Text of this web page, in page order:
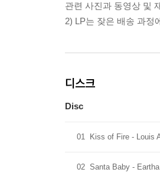
관련 사진과 동영상 및
2) LP는 잦은 배송 과정
디스크
Disc
01 Kiss of Fire - Louis
02 Santa Baby -